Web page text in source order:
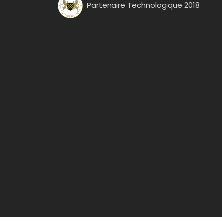
Partenaire Technologique 2018